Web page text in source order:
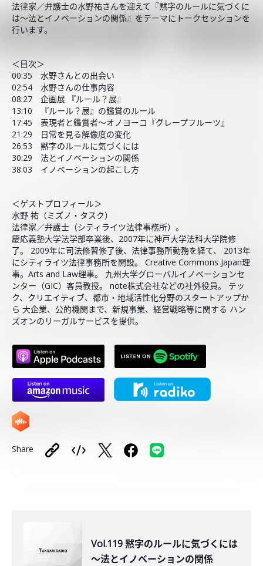
法律家／弁護士の水野祐さんを迎えて『黙字のルールに気づくに
は～法とイノベーションの関係』をテーマにトークセッションを
行います。
＜目次＞
00:35 水野さんとの出会い
02:54 水野さんの仕事内容
08:27 企画展 『ルール？展』
13:10 『ルール？展』の鑑賞のルール
17:45 表現者と鑑賞者～オノヨーコ『グレープフルーツ』
21:29 日常を見る解像度の変化
26:53 黙字のルールに気づくには
30:29 法とイノベーションの関係
38:03 イノベーションの起こし方
＜ゲストプロフィール＞
水野 祐（ミズノ・タスク）
法律家／弁護士（シティライツ法律事務所）。
慶応義塾大学法学部卒業後、2007年に神戸大学法科大学院修
了。 2009年に司法修習修了後、法律事務所勤務を経て、 2013年
にシティライツ法律事務所を開設。 Creative Commons Japan理
事。Arts and Law理事。 九州大学グローバルイノベーションセ
ンター（GIC）客員教授。 note株式会社などの社外役員。 テッ
ク、クリエイティブ、都市・地域活性化分野のスタートアップか
ら 大企業、公的機関まで、新規事業、経営戦略等に関する ハン
ズオンのリーガルサービスを提供。
Share
Vol.119 黙字のルールに気づくには
～法とイノベーションの関係